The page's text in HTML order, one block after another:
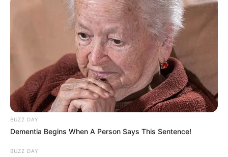
BUZZ DAY
Dementia Begins When A Person Says This Sentence!
BUZZ DAY